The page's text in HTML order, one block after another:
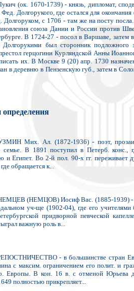
(ок. 1670-1739) - князь, дипломат,
Фед. Долгорукого, где остался для
Долгоруком, с 1706 - там же на посту
союза Дании и России против
В 1724-27 - посол в Варшаве,
Долгорукими был сторонник
герцогини Курляндской Анны
их. В Москве 9 (20) апр. 1730
в деревню в Пензенскую губ., затем в
Мих. Ал. (1872-1936) - поэт,
семье. В 1891 поступил в Петерб.
и Египет. Во 2-й пол. 90-х гг. переживает
обращается к...
(НЕМЦОВ) Иосиф Вас. (1885-1939) -
уч-ще (1902-04), где его
придворной певческой
важную роль в...
- в большинстве стран
с максим. ограничением его полит. и
Европы. В кон. 16 в. с отменой Юрьева
полностью прикрепляет...